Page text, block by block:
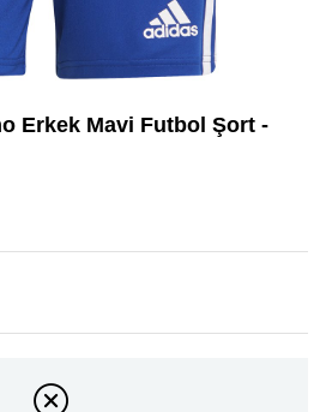
Erkek Mavi Futbol Şort -